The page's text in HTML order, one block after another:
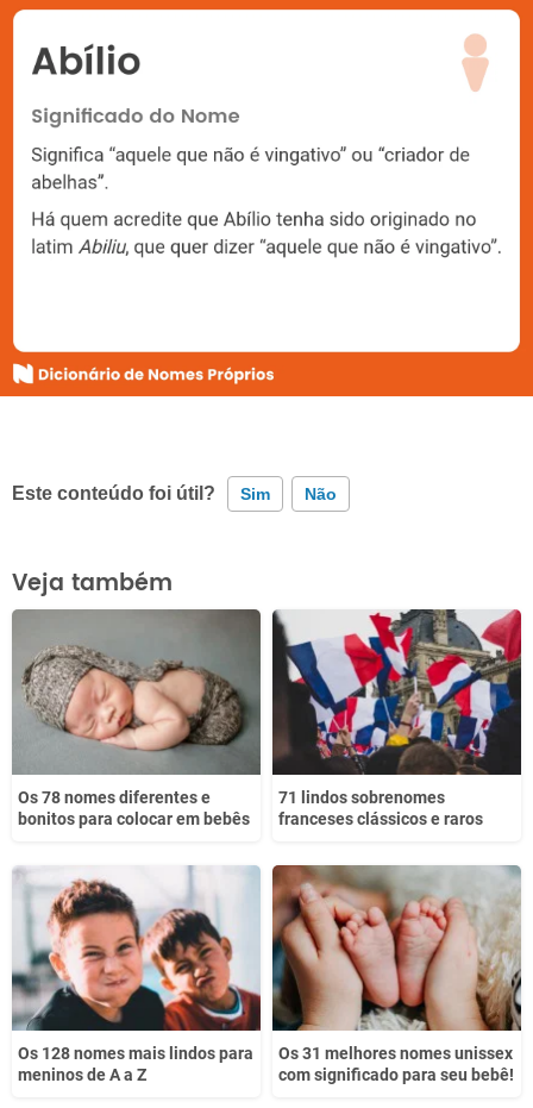
Este conteúdo foi útil? Sim Não
Este conteúdo contém informação incorreta
Este conteúdo não tem a informação que procuro
Outro
Veja também
Os 78 nomes diferentes e
bonitos para colocar em bebês
71 lindos sobrenomes
franceses clássicos e raros
Os 128 nomes mais lindos para
meninos de A a Z
Os 31 melhores nomes unissex
com significado para seu bebê!